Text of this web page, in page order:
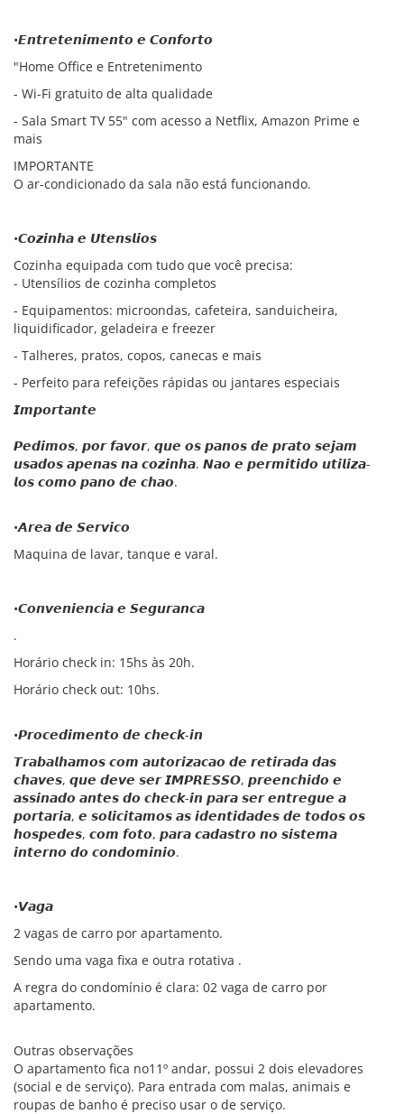
•𝙀𝙣𝙩𝙧𝙚𝙩𝙚𝙣𝙞𝙢𝙚𝙣𝙩𝙤 𝙚 𝘾𝙤𝙣𝙛𝙤𝙧𝙩𝙤
"Home Office e Entretenimento
- Wi-Fi gratuito de alta qualidade
- Sala Smart TV 55" com acesso a Netflix, Amazon Prime e
mais
IMPORTANTE
O ar-condicionado da sala não está funcionando.
•𝘾𝙤𝙯𝙞𝙣𝙝𝙖 𝙚 𝙐𝙩𝙚𝙣𝙨𝙡𝙞𝙤𝙨
Cozinha equipada com tudo que você precisa:
- Utensílios de cozinha completos
- Equipamentos: microondas, cafeteira, sanduicheira,
liquidificador, geladeira e freezer
- Talheres, pratos, copos, canecas e mais
- Perfeito para refeições rápidas ou jantares especiais
𝙄𝙢𝙥𝙤𝙧𝙩𝙖𝙣𝙩𝙚
𝙋𝙚𝙙𝙞𝙢𝙤𝙨, 𝙥𝙤𝙧 𝙛𝙖𝙫𝙤𝙧, 𝙦𝙪𝙚 𝙤𝙨 𝙥𝙖𝙣𝙤𝙨 𝙙𝙚 𝙥𝙧𝙖𝙩𝙤 𝙨𝙚𝙟𝙖𝙢
𝙪𝙨𝙖𝙙𝙤𝙨 𝙖𝙥𝙚𝙣𝙖𝙨 𝙣𝙖 𝙘𝙤𝙯𝙞𝙣𝙝𝙖. 𝙉𝙖𝙤 𝙚 𝙥𝙚𝙧𝙢𝙞𝙩𝙞𝙙𝙤 𝙪𝙩𝙞𝙡𝙞𝙯𝙖-
𝙡𝙤𝙨 𝙘𝙤𝙢𝙤 𝙥𝙖𝙣𝙤 𝙙𝙚 𝙘𝙝𝙖𝙤.
•𝘼𝙧𝙚𝙖 𝙙𝙚 𝙎𝙚𝙧𝙫𝙞𝙘𝙤
Maquina de lavar, tanque e varal.
•𝘾𝙤𝙣𝙫𝙚𝙣𝙞𝙚𝙣𝙘𝙞𝙖 𝙚 𝙎𝙚𝙜𝙪𝙧𝙖𝙣𝙘𝙖
.
Horário check in: 15hs às 20h.
Horário check out: 10hs.
•𝙋𝙧𝙤𝙘𝙚𝙙𝙞𝙢𝙚𝙣𝙩𝙤 𝙙𝙚 𝙘𝙝𝙚𝙘𝙠-𝙞𝙣
𝙏𝙧𝙖𝙗𝙖𝙡𝙝𝙖𝙢𝙤𝙨 𝙘𝙤𝙢 𝙖𝙪𝙩𝙤𝙧𝙞𝙯𝙖𝙘𝙖𝙤 𝙙𝙚 𝙧𝙚𝙩𝙞𝙧𝙖𝙙𝙖 𝙙𝙖𝙨
𝙘𝙝𝙖𝙫𝙚𝙨, 𝙦𝙪𝙚 𝙙𝙚𝙫𝙚 𝙨𝙚𝙧 𝙄𝙈𝙋𝙍𝙀𝙎𝙎𝙊, 𝙥𝙧𝙚𝙚𝙣𝙘𝙝𝙞𝙙𝙤 𝙚
𝙖𝙨𝙨𝙞𝙣𝙖𝙙𝙤 𝙖𝙣𝙩𝙚𝙨 𝙙𝙤 𝙘𝙝𝙚𝙘𝙠-𝙞𝙣 𝙥𝙖𝙧𝙖 𝙨𝙚𝙧 𝙚𝙣𝙩𝙧𝙚𝙜𝙪𝙚 𝙖
𝙥𝙤𝙧𝙩𝙖𝙧𝙞𝙖, 𝙚 𝙨𝙤𝙡𝙞𝙘𝙞𝙩𝙖𝙢𝙤𝙨 𝙖𝙨 𝙞𝙙𝙚𝙣𝙩𝙞𝙙𝙖𝙙𝙚𝙨 𝙙𝙚 𝙩𝙤𝙙𝙤𝙨 𝙤𝙨
𝙝𝙤𝙨𝙥𝙚𝙙𝙚𝙨, 𝙘𝙤𝙢 𝙛𝙤𝙩𝙤, 𝙥𝙖𝙧𝙖 𝙘𝙖𝙙𝙖𝙨𝙩𝙧𝙤 𝙣𝙤 𝙨𝙞𝙨𝙩𝙚𝙢𝙖
𝙞𝙣𝙩𝙚𝙧𝙣𝙤 𝙙𝙤 𝙘𝙤𝙣𝙙𝙤𝙢𝙞𝙣𝙞𝙤.
•𝙑𝙖𝙜𝙖
2 vagas de carro por apartamento.
Sendo uma vaga fixa e outra rotativa .
A regra do condomínio é clara: 02 vaga de carro por
apartamento.
Outras observações
O apartamento fica no11º andar, possui 2 dois elevadores
(social e de serviço). Para entrada com malas, animais e
roupas de banho é preciso usar o de serviço.